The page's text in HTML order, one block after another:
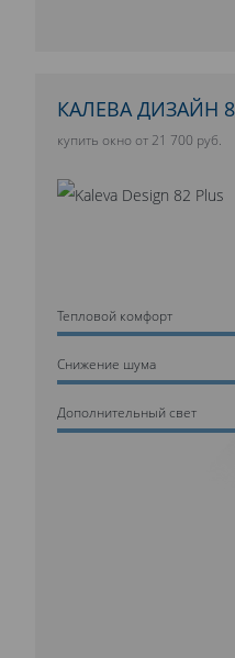
КАЛЕВА ДИЗАЙН
купить окно от 21 700 руб.
Тепловой комфорт
Cнижение шума
Дополнительный свет